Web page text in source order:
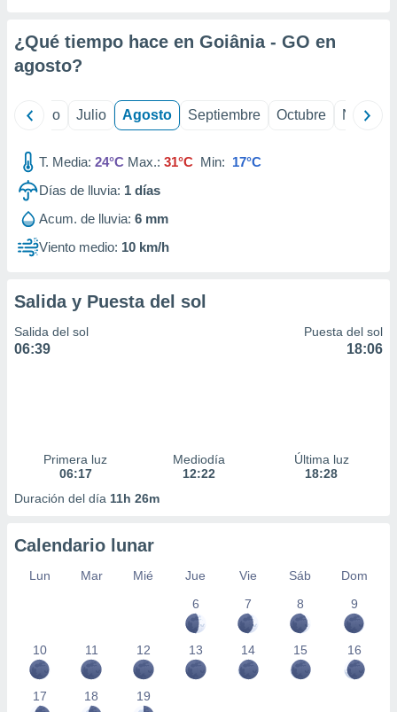
e
de
¿Qué tiempo hace en Goiânia - GO en
agosto?
Junio Julio Agosto Septiembre Octubre
T. Media: 24°C Max.: 31°C Min: 17°C
Días de lluvia: 1 días
Acum. de lluvia: 6 mm
Viento medio: 10 km/h
Salida y Puesta del sol
Salida del sol
06:39
Puesta del sol
18:06
Primera luz
06:17
Mediodía
12:22
Última luz
18:28
Duración del día 11h 26m
Calendario lunar
Lun Mar Mié Jue Vie Sáb
Dom
6
7 8 9
10 11 12 13 14 15 16
17 18 19